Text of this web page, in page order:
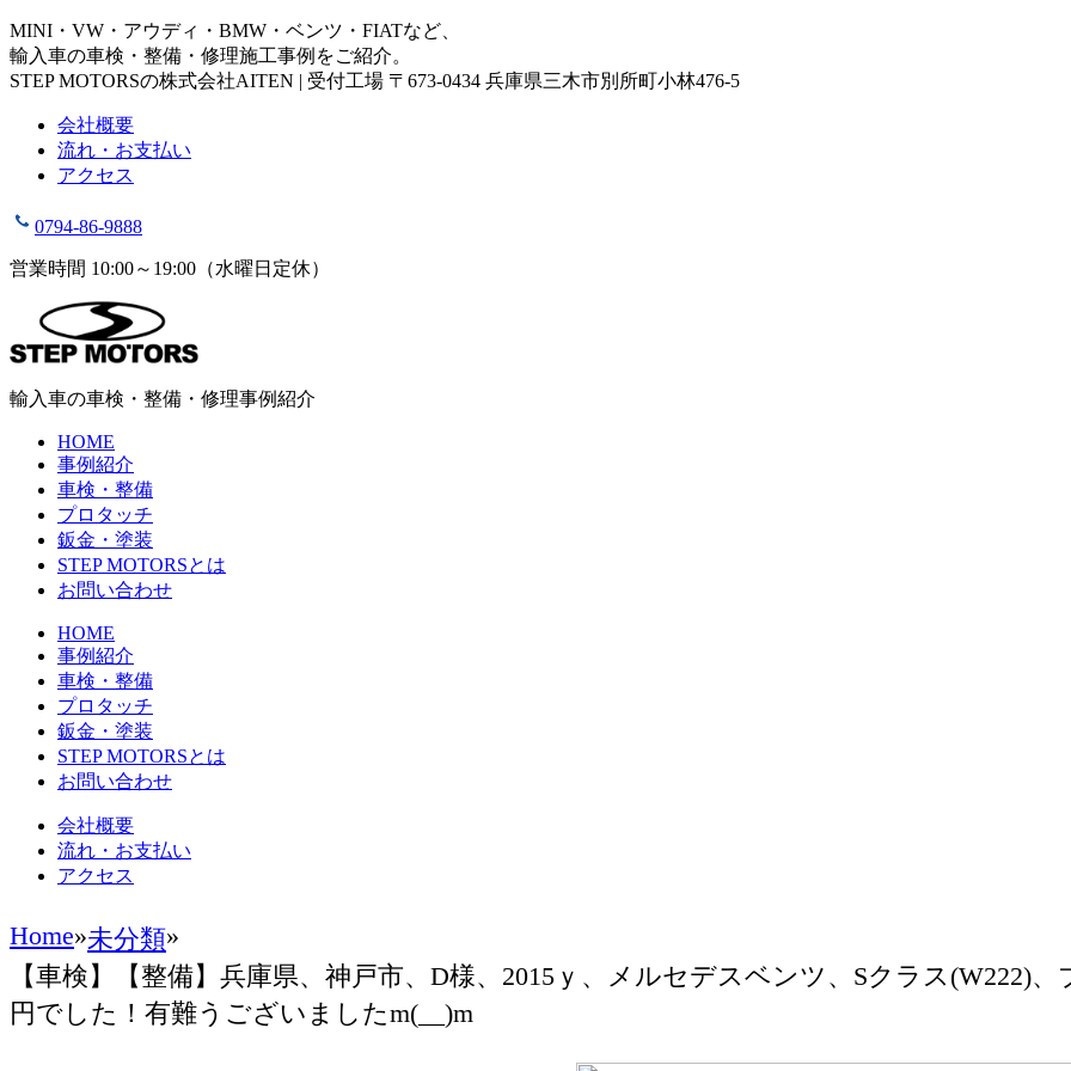
MINI・VW・アウディ・BMW・ベンツ・FIATなど、
輸入車の車検・整備・修理施工事例をご紹介。
STEP MOTORSの株式会社AITEN | 受付工場 〒673-0434 兵庫県三木市別所町小林476-5
会社概要
流れ・お支払い
アクセス
0794-86-9888
営業時間 10:00～19:00（水曜日定休）
輸入車の車検・整備・修理事例紹介
HOME
事例紹介
車検・整備
プロタッチ
鈑金・塗装
STEP MOTORSとは
お問い合わせ
HOME
事例紹介
車検・整備
プロタッチ
鈑金・塗装
STEP MOTORSとは
お問い合わせ
会社概要
流れ・お支払い
アクセス
Home»未分類»
【車検】【整備】兵庫県、神戸市、D様、2015ｙ、メルセデスベンツ、Sクラス(W222)
円でした！有難うございましたm(__)m